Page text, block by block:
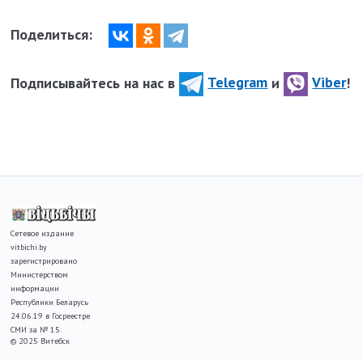
Поделиться:
Подписывайтесь на нас в Telegram и Viber!
Сетевое издание
vitbichi.by
зарегистрировано
Министерством
информации
Республики Беларусь
24.06.19 в Госреестре
СМИ за № 15.
© 2025 Витебск